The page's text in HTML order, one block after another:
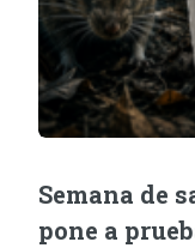
Semana de
pone a